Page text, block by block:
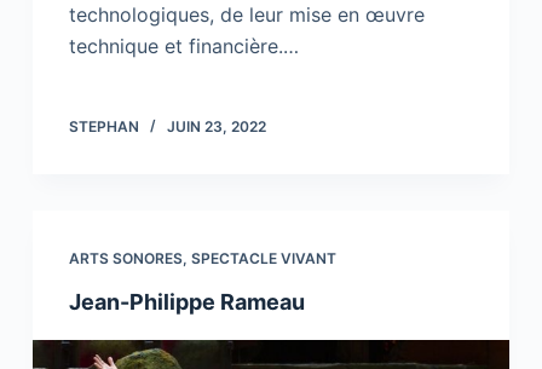
technologiques, de leur mise en œuvre
technique et financière.…
STEPHAN JUIN 23, 2022
ARTS SONORES, SPECTACLE VIVANT
Jean-Philippe Rameau